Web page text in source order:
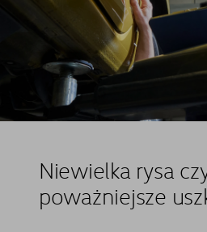
Niewielka rysa
poważniejsze